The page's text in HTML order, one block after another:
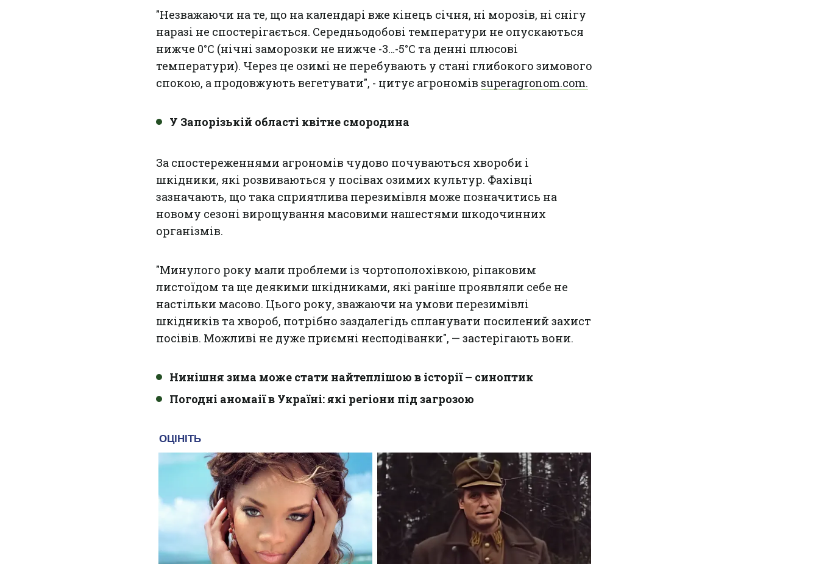
"Незважаючи на те, що на календарі вже кінець січня, ні морозів, ні снігу
наразі не спостерігається. Середньодобові температури не опускаються
нижче 0°С (нічні заморозки не нижче -3…-5°С та денні плюсові
температури). Через це озимі не перебувають у стані глибокого зимового
спокою, а продовжують вегетувати", - цитує агрономів superagronom.com.
У Запорізькій області квітне смородина
За спостереженнями агрономів чудово почуваються хвороби і
шкідники, які розвиваються у посівах озимих культур. Фахівці
зазначають, що така сприятлива перезимівля може позначитись на
новому сезоні вирощування масовими нашестями шкодочинних
організмів.
"Минулого року мали проблеми із чортополохівкою, ріпаковим
листоїдом та ще деякими шкідниками, які раніше проявляли себе не
настільки масово. Цього року, зважаючи на умови перезимівлі
шкідників та хвороб, потрібно заздалегідь спланувати посилений захист
посівів. Можливі не дуже приємні несподіванки", — застерігають вони.
Нинішня зима може стати найтеплішою в історії – синоптик
Погодні аномаії в Україні: які регіони під загрозою